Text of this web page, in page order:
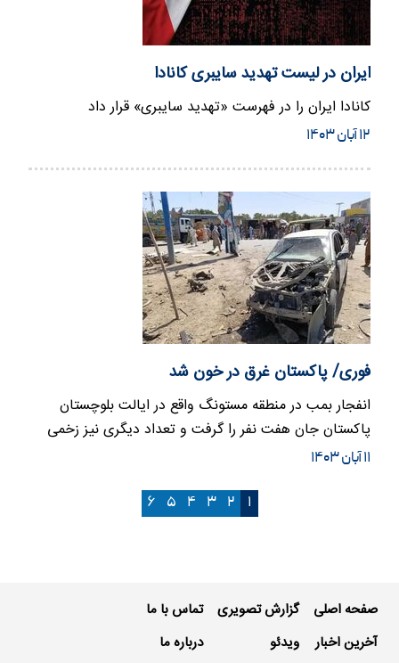
ایران در لیست تهدید سایبری کانادا
کانادا ایران را در فهرست «تهدید سایبری» قرار داد
۱۲ آبان ۱۴۰۳
فوری/ پاکستان غرق در خون شد
انفجار بمب در منطقه مستونگ واقع در ایالت بلوچستان
پاکستان جان هفت نفر را گرفت و تعداد دیگری نیز زخمی
شدند.
۱۱ آبان ۱۴۰۳
۱ ۲ ۳ ۴ ۵ ۶
صفحه اصلی
آخرین اخبار
گزارش تصویری
ویدئو
تماس با ما
درباره ما